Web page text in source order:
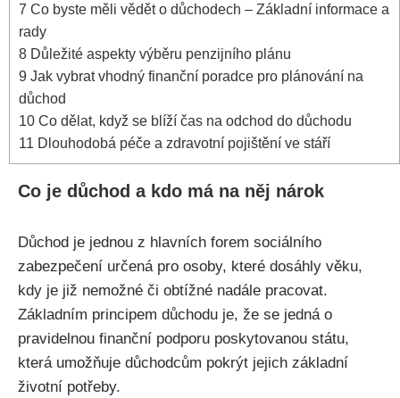
7 Co byste měli vědět o důchodech – Základní informace a
rady
8 Důležité aspekty výběru penzijního plánu
9 Jak vybrat vhodný finanční poradce pro plánování na
důchod
10 Co dělat, když se blíží čas na odchod do důchodu
11 Dlouhodobá péče a zdravotní pojištění ve stáří
Co je důchod a kdo má na něj nárok
Důchod je jednou z hlavních forem sociálního
zabezpečení určená pro osoby, které dosáhly věku,
kdy je již nemožné či obtížné nadále pracovat.
Základním principem důchodu je, že se jedná o
pravidelnou finanční podporu poskytovanou státu,
která umožňuje důchodcům pokrýt jejich základní
životní potřeby.